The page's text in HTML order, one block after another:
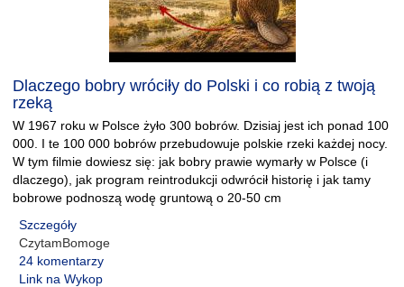
Dlaczego bobry wróciły do Polski i co robią z twoją
rzeką
W 1967 roku w Polsce żyło 300 bobrów. Dzisiaj jest ich ponad 100
000. I te 100 000 bobrów przebudowuje polskie rzeki każdej nocy.
W tym filmie dowiesz się: jak bobry prawie wymarły w Polsce (i
dlaczego), jak program reintrodukcji odwrócił historię i jak tamy
bobrowe podnoszą wodę gruntową o 20-50 cm
Szczegóły
CzytamBomoge
24 komentarzy
Link na Wykop